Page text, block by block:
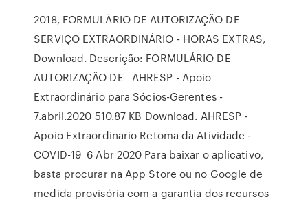
2018, FORMULÁRIO DE AUTORIZAÇÃO DE
SERVIÇO EXTRAORDINÁRIO - HORAS EXTRAS,
Download. Descrição: FORMULÁRIO DE
AUTORIZAÇÃO DE AHRESP - Apoio
Extraordinário para Sócios-Gerentes -
7.abril.2020 510.87 KB Download. AHRESP -
Apoio Extraordinario Retoma da Atividade -
COVID-19 6 Abr 2020 Para baixar o aplicativo,
basta procurar na App Store ou no Google de
medida provisória com a garantia dos recursos